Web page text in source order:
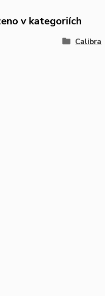
v kategoriích
Calibra